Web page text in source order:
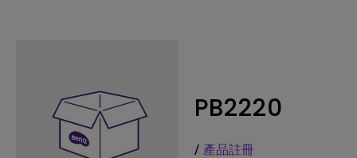
PB2220
/ 產品註冊